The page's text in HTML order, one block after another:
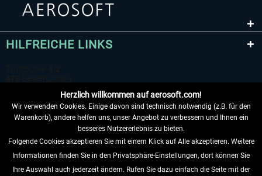
HILFREICHE LINKS
VERTRAG WIDERRUFEN
Herzlich willkommen auf aerosoft.com!
Wir verwenden Cookies. Einige davon sind technisch notwendig (z.B. für den
Warenkorb), andere helfen uns, unser Angebot zu verbessern und Ihnen ein
besseres Nutzererlebnis zu bieten.
Folgende Cookies akzeptieren Sie mit einem Klick auf Alle akzeptieren. Weitere
Informationen finden Sie in den Privatsphäre-Einstellungen, dort können Sie
Ihre Auswahl auch jederzeit ändern. Rufen Sie dazu einfach die Seite mit der